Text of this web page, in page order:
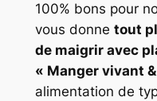
100% bons pour
vous donne tout
de maigrir avec
« Manger vivant
alimentation de